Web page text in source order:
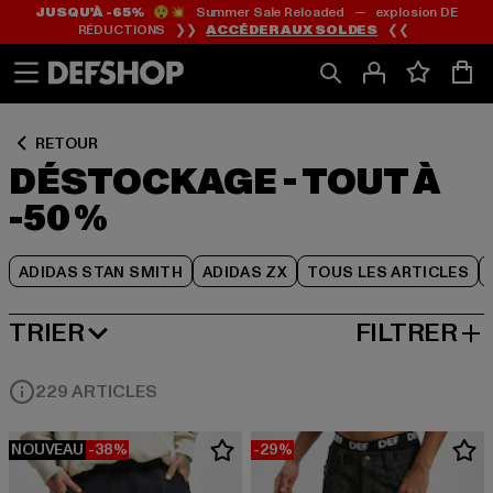
Passer
au
Passer
au
de
JUSQU’À -65%😲💥 Summer Sale Reloaded — explosion DE
RÉDUCTIONS ❯❯ACCÉDER AUX SOLDES ❮❮
RETOUR
DÉSTOCKAGE - TOUT À
-50 %
ADIDAS STAN SMITH ADIDAS ZX TOUS LES ARTICLES
Passer
au
de
TRIER
MEILLEURES VENTES FILTRER
229 ARTICLES
NOUVEAU -38% -29%